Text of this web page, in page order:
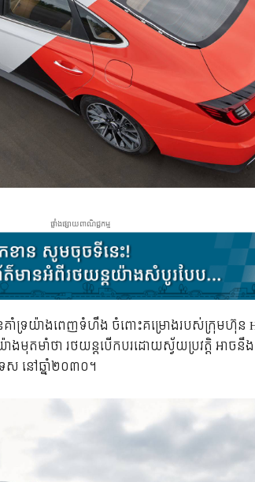
ផ្ទាំងផ្សាយពាណិជ្ជកម្ម
ានគាំទ្រយ៉ាងពេញទំហឹង ចំពោះគម្រោងរបស់ក្រុមហ៊ុ
ាងមុតមាំថា រថយន្តបើកបរដោយស្វ័យប្រវត្តិ អា
ស នៅឆ្នាំ២០៣០។